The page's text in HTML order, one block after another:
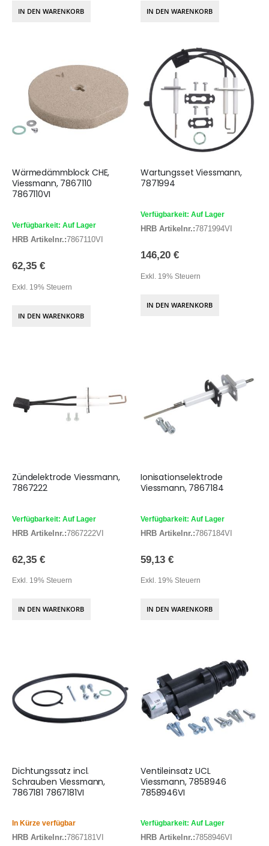
IN DEN WARENKORB IN DEN WARENKORB
Wärmedämmblock CHE,
Viessmann, 7867110
7867110VI
Verfügbarkeit: Auf Lager
HRB Artikelnr.:7867110VI
62,35 €
Exkl. 19% Steuern
IN DEN WARENKORB
Wartungsset Viessmann,
7871994
Verfügbarkeit: Auf Lager
HRB Artikelnr.:7871994VI
146,20 €
Exkl. 19% Steuern
IN DEN WARENKORB
Zündelektrode Viessmann,
7867222
Verfügbarkeit: Auf Lager
HRB Artikelnr.:7867222VI
62,35 €
Exkl. 19% Steuern
IN DEN WARENKORB
Ionisationselektrode
Viessmann, 7867184
Verfügbarkeit: Auf Lager
HRB Artikelnr.:7867184VI
59,13 €
Exkl. 19% Steuern
IN DEN WARENKORB
Dichtungssatz incl.
Schrauben Viessmann,
7867181 7867181VI
In Kürze verfügbar
HRB Artikelnr.:7867181VI
Ventileinsatz UCL
Viessmann, 7858946
7858946VI
Verfügbarkeit: Auf Lager
HRB Artikelnr.:7858946VI